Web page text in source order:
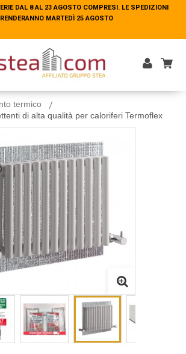
DAL 8 AL 23 AGOSTO COMPRESI. LE SPEDIZIONI
MARTEDÌ 25 AGOSTO
termico
di alta qualità per caloriferi Termoflex
DAL 8 AL 23 AGOSTO COMPRESI. LE SPEDIZIONI
MARTEDÌ 25 AGOSTO